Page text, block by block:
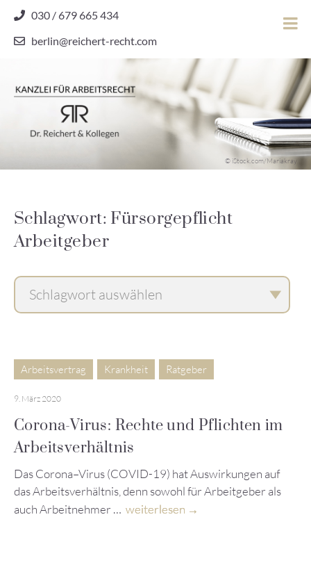
content
030 / 679 665 434
berlin@reichert-recht.com
Dr.
Reichert
© iStock.com/Mariakray
Schlagwort: Fürsorgepflicht
Arbeitgeber
Arbeitsvertrag Krankheit Ratgeber
9. März 2020
Corona-Virus: Rechte und Pflichten im
Arbeitsverhältnis
Das Corona–Virus (COVID-19) hat Auswirkungen auf
das Arbeitsverhältnis, denn sowohl für Arbeitgeber als
auch Arbeitnehmer … weiterlesen